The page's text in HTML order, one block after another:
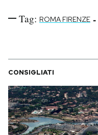
Tag: ROMA FIRENZE -
CONSIGLIATI